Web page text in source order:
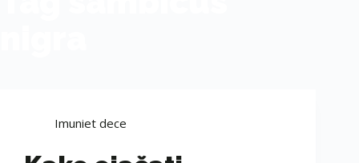
Imuniet dece